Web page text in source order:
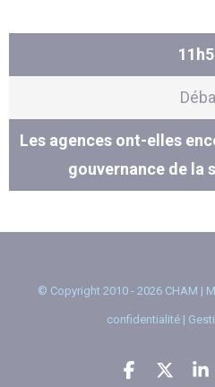
Les agences ont-elles
gouvernance de la
© Copyright 2010 - 2026 CHAM |
confidentialité|